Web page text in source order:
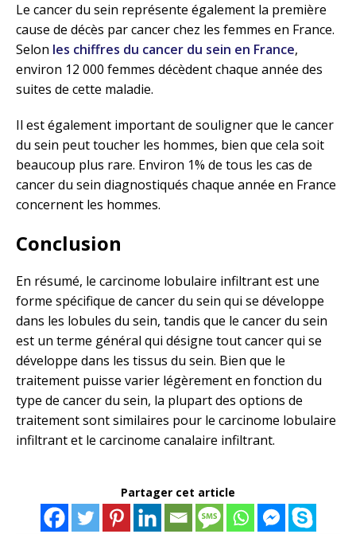
Le cancer du sein représente également la première
cause de décès par cancer chez les femmes en France.
Selon les chiffres du cancer du sein en France,
environ 12 000 femmes décèdent chaque année des
suites de cette maladie.
Il est également important de souligner que le cancer
du sein peut toucher les hommes, bien que cela soit
beaucoup plus rare. Environ 1% de tous les cas de
cancer du sein diagnostiqués chaque année en France
concernent les hommes.
Conclusion
En résumé, le carcinome lobulaire infiltrant est une
forme spécifique de cancer du sein qui se développe
dans les lobules du sein, tandis que le cancer du sein
est un terme général qui désigne tout cancer qui se
développe dans les tissus du sein. Bien que le
traitement puisse varier légèrement en fonction du
type de cancer du sein, la plupart des options de
traitement sont similaires pour le carcinome lobulaire
infiltrant et le carcinome canalaire infiltrant.
Partager cet article